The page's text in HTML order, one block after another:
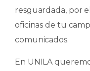
resguardada, por
oficinas de tu
comunicados.
En UNILA